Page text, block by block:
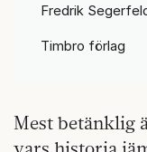
Fredrik
Timbro förlag
Mest betänklig